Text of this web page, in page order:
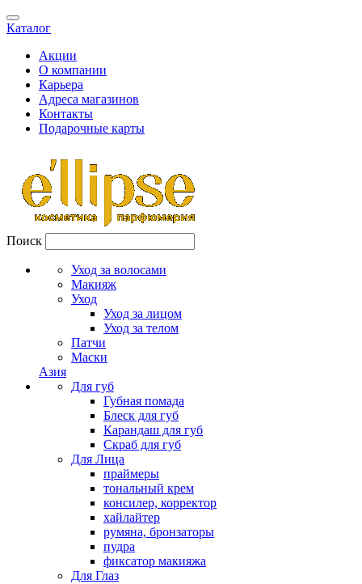
Каталог
Акции
О компании
Карьера
Адреса магазинов
Контакты
Подарочные карты
Поиск
Уход за волосами
Макияж
Уход
Уход за лицом
Уход за телом
Патчи
Маски
Азия
Для губ
Губная помада
Блеск для губ
Карандаш для губ
Скраб для губ
Для Лица
праймеры
тональный крем
консилер, корректор
хайлайтер
румяна, бронзаторы
пудра
фиксатор макияжа
Для Глаз